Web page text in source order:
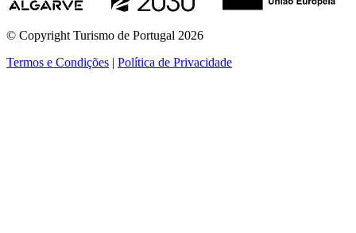
© Copyright Turismo de Portugal 2026
Termos e Condições | Política de Privacidade